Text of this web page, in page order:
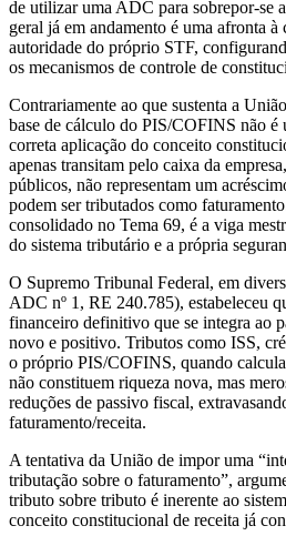
de utilizar uma ADC para sobrepor-se
geral já em andamento é uma afronta à
autoridade do próprio STF,
os mecanismos de controle de
Contrariamente ao que sustenta a
base de cálculo do PIS/COFINS não é
correta aplicação do conceito
apenas transitam pelo caixa da
públicos, não representam um
podem ser tributados como
consolidado no Tema 69, é a viga
do sistema tributário e a própria
O Supremo Tribunal Federal, em
ADC nº 1, RE 240.785), estabeleceu
financeiro definitivo que se integra ao
novo e positivo. Tributos como ISS,
o próprio PIS/COFINS, quando
não constituem riqueza nova, mas
reduções de passivo fiscal,
faturamento/receita.
A tentativa da União de impor uma
tributação sobre o faturamento”,
tributo sobre tributo é inerente ao
conceito constitucional de receita já